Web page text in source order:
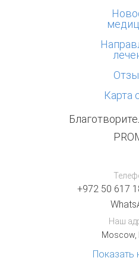
+972 50 617
Наш
Moscow,
Показать
Карта